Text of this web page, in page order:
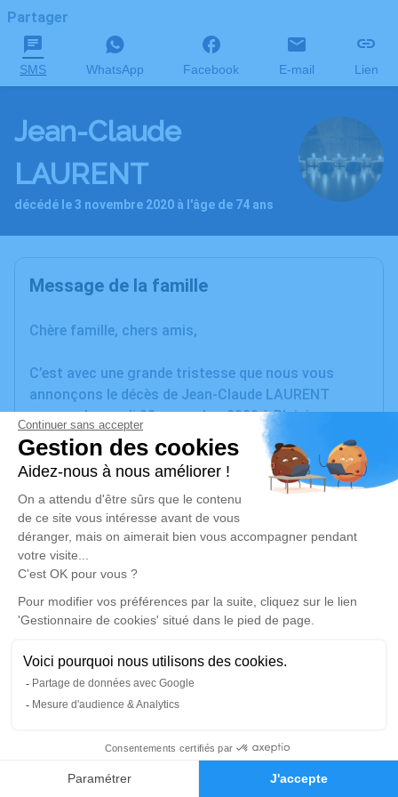
Faire-part Hommages
Partager
SMS WhatsApp Facebook E-mail Lien
Jean-Claude
LAURENT
décédé le 3 novembre 2020 à l'âge de 74 ans
Message de la famille
Chère famille, chers amis,
C’est avec une grande tristesse que nous vous
annonçons le décès de Jean-Claude LAURENT
survenu le mardi 03 novembre 2020 à Plaisir.
Nous vous invitons à utiliser cet espace pour
laisser vos condoléances, partager des photos
souvenirs, une anecdote ou exprimer vos pensées à
travers des poèmes ou des textes. Cet endroit est
un lieu d'expression dédié à honorer la mémoire de
Jean-Claude LAURENT.
Un service de plantation d’arbre hommage est
disponible ici.
Cérémonie civile
vendredi 06 novembre 2020 à 16h15